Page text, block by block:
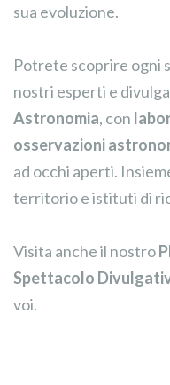
sua evoluzione.
Potrete scoprire ogni
nostri esperti e
Astronomia, con
osservazioni
ad occhi aperti.
territorio e istituti di
Visita anche il nostro
Spettacolo
voi.